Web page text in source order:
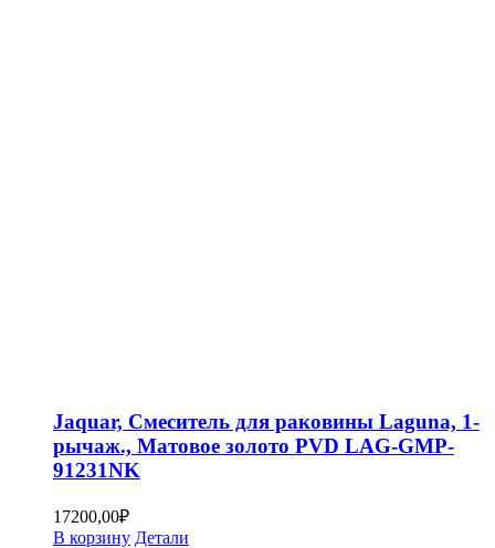
Jaquar, Смеситель для раковины Laguna, 1-
рычаж., Матовое золото PVD LAG-GMP-
91231NK
17200,00₽
В корзину Детали